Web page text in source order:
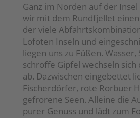
Ganz im Norden auf der
wir mit dem Rundfjellet
der viele
Lofoten Inseln und
liegen uns zu Füßen. Wasser,
schroffe Gipfel wechseln sich
ab. Dazwischen eingebettet
Fischerdörfer, rote Rorbuer
gefrorene Seen. Alleine die
purer Genuss und lädt zum